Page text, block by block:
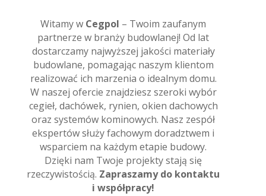
Witamy w Cegpol – Twoim zaufanym
partnerze w branży budowlanej! Od lat
dostarczamy najwyższej jakości materiały
budowlane, pomagając naszym klientom
realizować ich marzenia o idealnym domu.
W naszej ofercie znajdziesz szeroki wybór
cegieł, dachówek, rynien, okien dachowych
oraz systemów kominowych. Nasz zespół
ekspertów służy fachowym doradztwem i
wsparciem na każdym etapie budowy.
Dzięki nam Twoje projekty stają się
rzeczywistością. Zapraszamy do kontaktu
i współpracy!